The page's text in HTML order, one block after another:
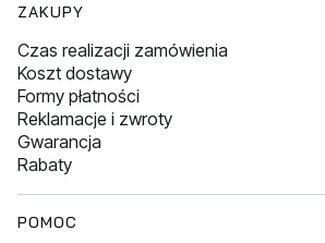
ZAKUPY
Czas realizacji zamówienia
Koszt dostawy
Formy płatności
Reklamacje i zwroty
Gwarancja
Rabaty
POMOC